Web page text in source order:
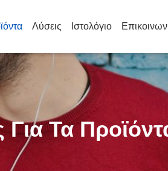
Λύσεις Ιστολόγιο
Για Τα